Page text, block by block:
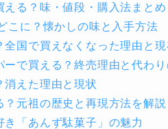
る？味・値段・購入法まとめ
こに？懐かしの味と入手方法
全国で買えなくなった理由と
で買える？終売理由と代わり
消えた理由と現状
元祖の歴史と再現方法を解説
「あんず駄菓子」の魅力